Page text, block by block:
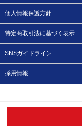
個人情報保護方針
特定商取引法に基づく表示
SNSガイドライン
採用情報